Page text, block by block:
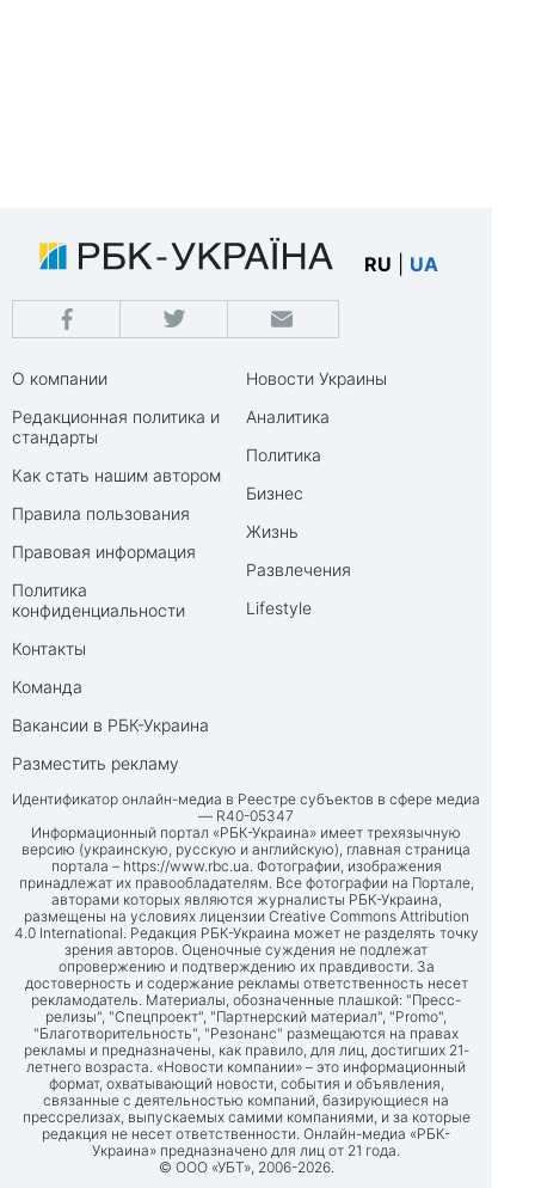
RU UA
О компании
Редакционная политика и
стандарты
Как стать нашим автором
Правила пользования
Правовая информация
Политика
конфиденциальности
Контакты
Команда
Вакансии в РБК-Украина
Разместить рекламу
Новости Украины
Аналитика
Политика
Бизнес
Жизнь
Развлечения
Lifestyle
Идентификатор онлайн-медиа в Реестре субъектов в сфере медиа
— R40-05347
Информационный портал «РБК-Украина» имеет трехязычную
версию (украинскую, русскую и английскую), главная страница
портала – https://www.rbc.ua. Фотографии, изображения
принадлежат их правообладателям. Все фотографии на Портале,
авторами которых являются журналисты РБК-Украина,
размещены на условиях лицензии Creative Commons Attribution
4.0 International. Редакция РБК-Украина может не разделять точку
зрения авторов. Оценочные суждения не подлежат
опровержению и подтверждению их правдивости. За
достоверность и содержание рекламы ответственность несет
рекламодатель. Материалы, обозначенные плашкой: "Пресс-
релизы", "Спецпроект", "Партнерский материал", "Promo",
"Благотворительность", "Резонанс" размещаются на правах
рекламы и предназначены, как правило, для лиц, достигших 21-
летнего возраста. «Новости компании» – это информационный
формат, охватывающий новости, события и объявления,
связанные с деятельностью компаний, базирующиеся на
прессрелизах, выпускаемых самими компаниями, и за которые
редакция не несет ответственности. Онлайн-медиа «РБК-
Украина» предназначено для лиц от 21 года.
© ООО «УБТ», 2006-2026.